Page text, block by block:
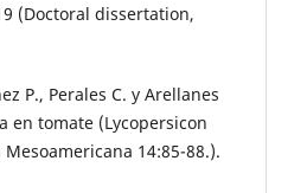
(Doctoral dissertation,
P., Perales C. y Arellanes
en tomate (Lycopersicon
14:85-88.).